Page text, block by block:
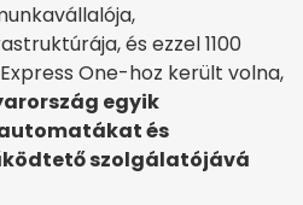
és ezzel 1100
One-hoz került volna,
egyik
és
szolgálatójává